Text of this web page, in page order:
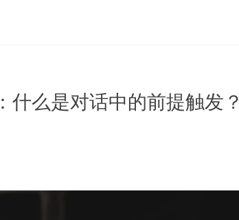
么是对话中的前提触发？